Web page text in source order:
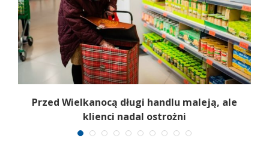
Przed Wielkanocą długi handlu maleją, ale
klienci nadal ostrożni